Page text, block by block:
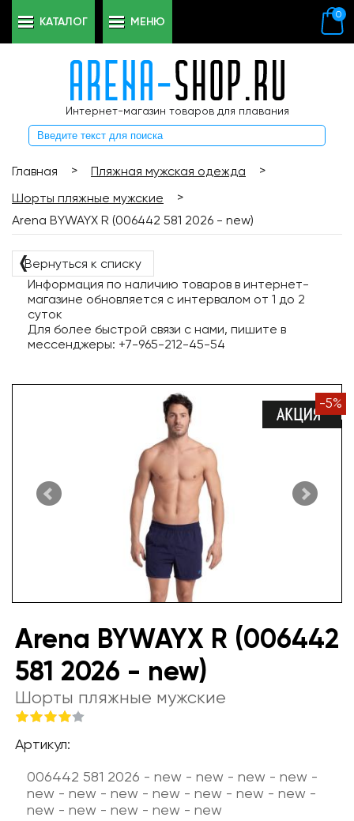
Интернет-магазин товаров для плавания
0
КАТАЛОГ МЕНЮ
Главная > Пляжная мужская одежда
>
Шорты пляжные мужские
>
Arena BYWAYX R (006442 581 2026 - new)
❬Вернуться к списку
Информация по наличию товаров в интернет-
магазине обновляется с интервалом от 1 до 2
суток
Для более быстрой связи с нами, пишите в
мессенджеры: +7-965-212-45-54
-5%
Arena BYWAYX R (006442
581 2026 - new)
Шорты пляжные мужские
Артикул:
006442 581 2026 - new - new - new - new -
new - new - new - new - new - new - new -
new - new - new - new - new